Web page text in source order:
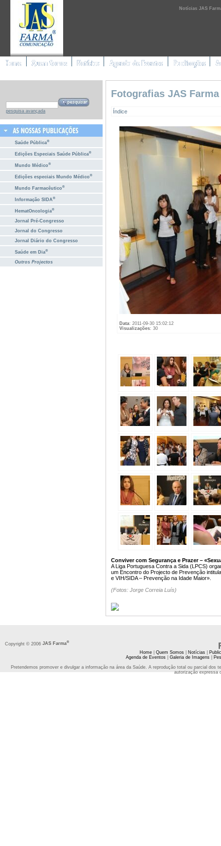
Notícias JAS
pesquisa avançada
Saúde Pública®
Edições Especiais Saúde Pública®
Mundo Médico®
Edições especiais Mundo Médico®
Mundo Farmacêutico®
Informação SIDA®
HematOncologia®
Jornal Pré-Congresso
Jornal do Congresso
Jornal Diário do Congresso
Saúde em Dia®
Outros Projectos
Fotografias JAS
Índice
Data: 2011-09-30 15:02:12
Visualizações: 30
Conviver com Segurança e Prazer –
A Liga Portuguesa Contra a Sida (LPCS)
um Encontro do Projecto de Prevenção
e VIH/SIDA – Prevenção na Idade Maior».
(Fotos: Jorge Correia Luís)
Copyright © 2006 JAS Farma®
Home| Quem Somos| Notícias|
Agenda de Eventos| Galeria de Imagens|
Pretendemos promover e divulgar a informação na área da Saúde. A reprodução total ou parcial
autorização expressa